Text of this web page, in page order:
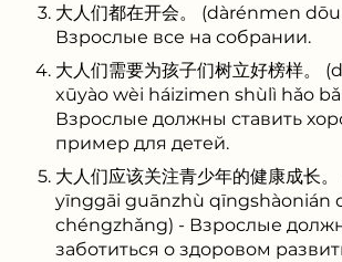
大人们都在开会。 (dàrénmen
Взрослые все на собрании.
大人们需要为孩子们树立好榜样。
xūyào wèi háizimen shùlì hǎo
Взрослые должны ставить
пример для детей.
大人们应该关注青少年的健康成长
yīnggāi guānzhù qīngshàonián
chéngzhǎng) - Взрослые
заботиться о здоровом